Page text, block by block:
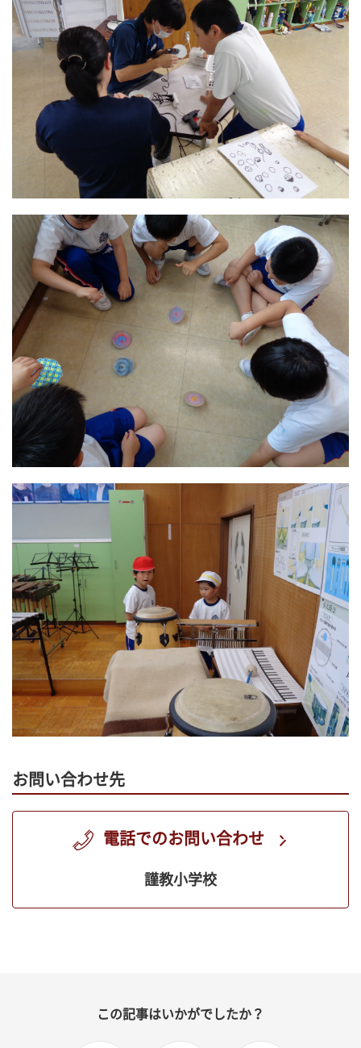
お問い合わせ先
電話でのお問い合わせ
謹教小学校
この記事はいかがでしたか？